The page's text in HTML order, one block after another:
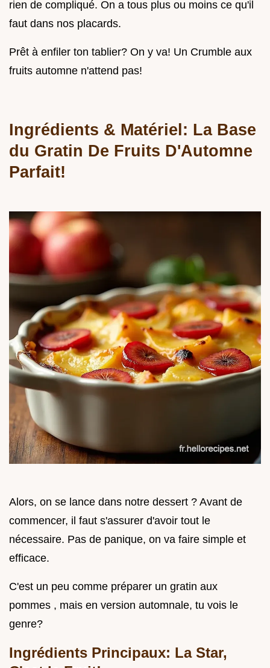
rien de compliqué. On a tous plus ou moins ce qu'il
faut dans nos placards.
Prêt à enfiler ton tablier? On y va! Un Crumble aux
fruits automne n'attend pas!
Ingrédients & Matériel: La Base
du Gratin De Fruits D'Automne
Parfait!
Alors, on se lance dans notre dessert ? Avant de
commencer, il faut s'assurer d'avoir tout le
nécessaire. Pas de panique, on va faire simple et
efficace.
C'est un peu comme préparer un gratin aux
pommes , mais en version automnale, tu vois le
genre?
Ingrédients Principaux: La Star,